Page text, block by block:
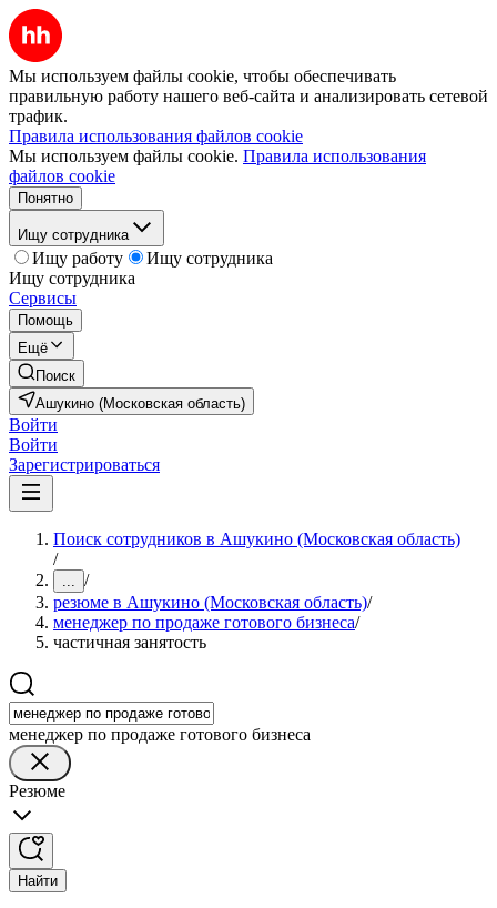
Мы используем файлы cookie, чтобы обеспечивать
правильную работу нашего веб-сайта и анализировать сетевой
трафик.
Правила использования файлов cookie
Мы используем файлы cookie. Правила использования
файлов cookie
Понятно
Ищу сотрудника
Ищу работу
Ищу сотрудника
Ищу сотрудника
Сервисы
Помощь
Ещё
Поиск
Ашукино (Московская область)
Войти
Войти
Зарегистрироваться
Поиск сотрудников в Ашукино (Московская область)
/
... /
резюме в Ашукино (Московская область)/
менеджер по продаже готового бизнеса/
частичная занятость
менеджер по продаже готового бизнеса
Резюме
Найти